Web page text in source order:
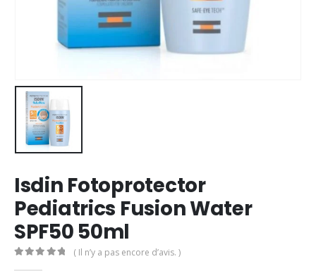
Isdin Fotoprotector
Pediatrics Fusion Water
SPF50 50ml
( Il n’y a pas encore d’avis. )